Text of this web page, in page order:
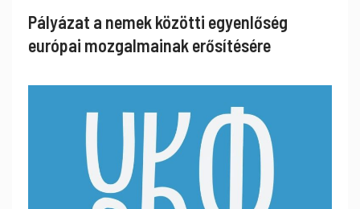
Pályázat a nemek közötti egyenlőség
európai mozgalmainak erősítésére